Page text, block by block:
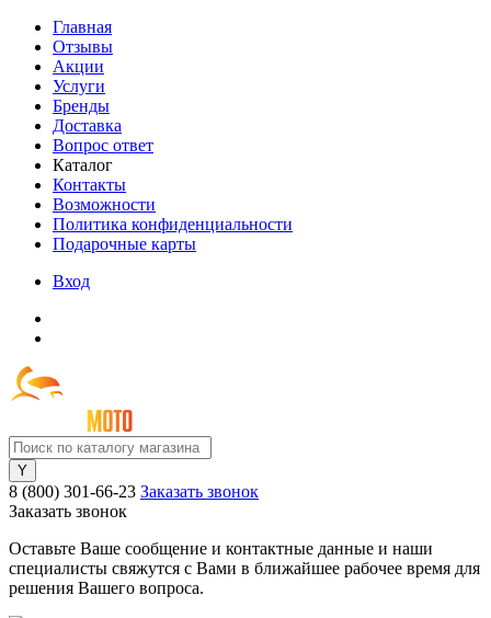
Главная
Отзывы
Акции
Услуги
Бренды
Доставка
Вопрос ответ
Каталог
Контакты
Возможности
Политика конфиденциальности
Подарочные карты
Вход
8 (800) 301-66-23 Заказать звонок
Заказать звонок
Оставьте Ваше сообщение и контактные данные и наши
специалисты свяжутся с Вами в ближайшее рабочее время для
решения Вашего вопроса.